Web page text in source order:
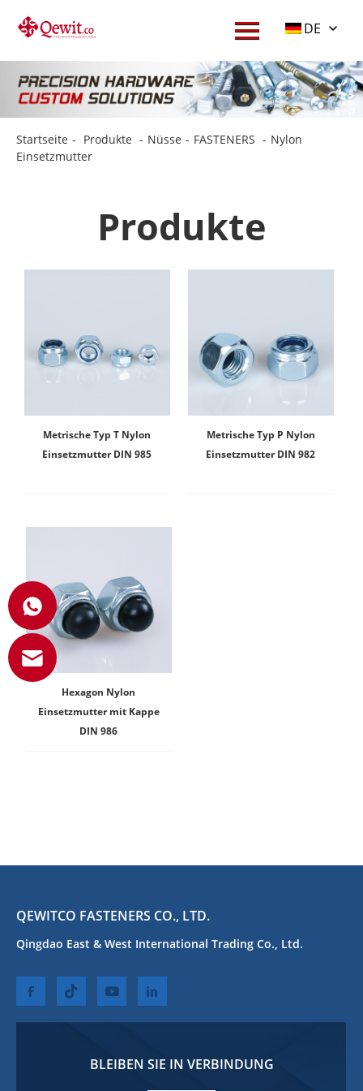
DE
Startseite - Produkte - Nüsse - FASTENERS - Nylon
Einsetzmutter
Produkte
Metrische Typ T Nylon
Einsetzmutter DIN 985
Metrische Typ P Nylon
Einsetzmutter DIN 982
Hexagon Nylon
Einsetzmutter mit Kappe
DIN 986
QEWITCO FASTENERS CO., LTD.
Qingdao East & West International Trading Co., Ltd.
BLEIBEN SIE IN VERBINDUNG